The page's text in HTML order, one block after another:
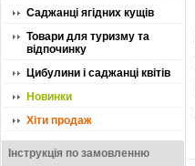
Саджанці ягідних кущів
Товари для туризму та
відпочинку
Цибулини і саджанці квітів
Новинки
Хіти продаж
Інструкція по замовленню